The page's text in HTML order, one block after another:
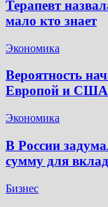
Терапевт
мало кто знает
Экономика
Вероятность
Европой и США
Экономика
В России
сумму для
Бизнес